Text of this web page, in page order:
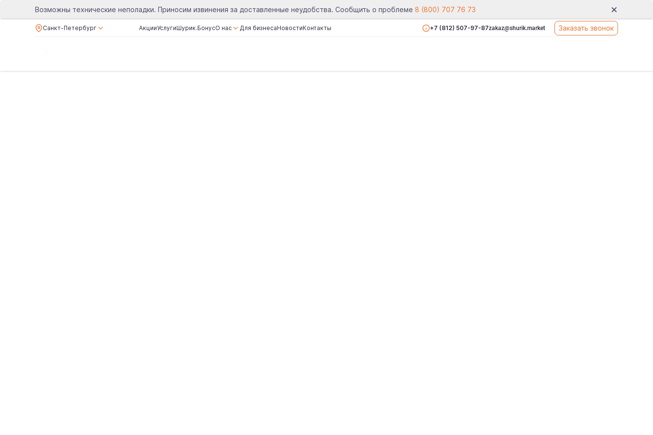
Возможны технические неполадки. Приносим извинения за доставленные неудобства. Сообщить о проблеме 8 (800) 707 76 73
Санкт-Петербург АкцииУслугиШурик.БонусО нас Для бизнесаНовостиКонтакты +7 (812) 507-97-87zakaz@shurik.market Заказать звонок